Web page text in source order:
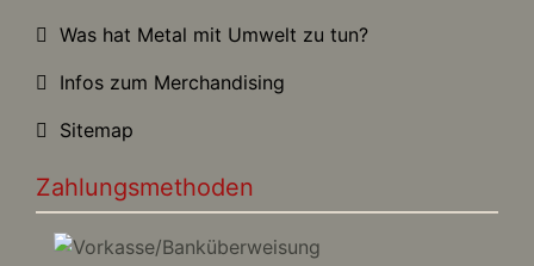
Was hat Metal mit Umwelt zu tun?
Infos zum Merchandising
Sitemap
Zahlungsmethoden